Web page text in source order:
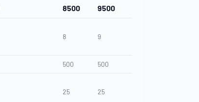
8500 9500
8 9
500 500
25 25